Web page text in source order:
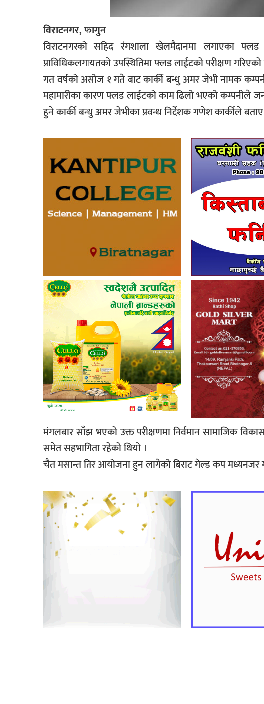
विराटनगर, फागुन
विराटनगरको सहिद रंगशाला खेलमैदानमा लगाएका
प्राविधिकलगायतको उपस्थितिमा फ्लड लाईटको परीक्षण गरिएको
गत वर्षको असोज १ गते बाट कार्की बन्धु अमर जेभी नामक
महामारीका कारण फ्लड लाईटको काम ढिलो भएको कम्पनीले
हुने कार्की बन्धु अमर जेभीका प्रवन्ध निर्देशक गणेश कार्कीले
मंगलबार साँझ भएको उक्त परीक्षणमा निर्वमान सामाजिक
समेत सहभागिता रहेको थियो ।
चैत मसान्त तिर आयोजना हुन लागेको बिराट गेल्ड कप मध्यनजर